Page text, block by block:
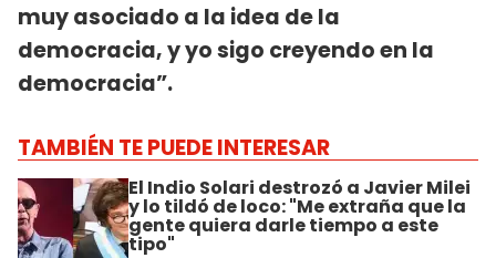
muy asociado a la idea de la
democracia, y yo sigo creyendo en la
democracia”.
TAMBIÉN TE PUEDE INTERESAR
El Indio Solari destrozó a Javier Milei
y lo tildó de loco: "Me extraña que la
gente quiera darle tiempo a este
tipo"